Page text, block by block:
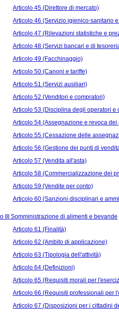
Articolo 45 (Direttore di mercato)
Articolo 46 (Servizio igienico-sanitario
Articolo 47 (Rilevazioni statistiche e
Articolo 48 (Servizi bancari e di
Articolo 49 (Facchinaggio)
Articolo 50 (Canoni e tariffe)
Articolo 51 (Servizi ausiliari)
Articolo 52 (Venditori e compratori)
Articolo 53 (Disciplina degli operatori
Articolo 54 (Assegnazione e revoca
Articolo 55 (Cessazione delle
Articolo 56 (Gestione dei punti di
Articolo 57 (Vendita all'asta)
Articolo 58 (Commercializzazione dei
Articolo 59 (Vendite per conto)
Articolo 60 (Sanzioni disciplinari e
III Somministrazione di alimenti e bevande
Articolo 61 (Finalità)
Articolo 62 (Ambito di applicazione)
Articolo 63 (Tipologia dell'attività)
Articolo 64 (Definizioni)
Articolo 65 (Requisiti morali per
Articolo 66 (Requisiti professionali per
Articolo 67 (Disposizioni per i cittadini